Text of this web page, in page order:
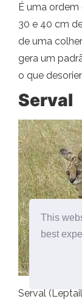
This
best
É uma
30 e 40 cm
de uma
gera um
o que
Serval
Serval